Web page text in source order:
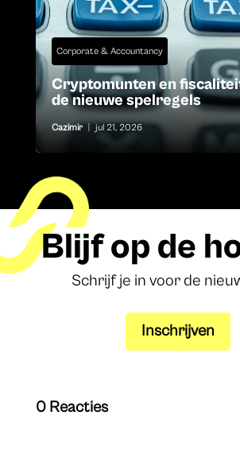
Corporate & Accountancy
Cryptomunten en
de nieuwe spelregels
Cazimir jul 21, 2026
Blijf op de
Schrijf je in voor de
Inschrijven
0 Reacties